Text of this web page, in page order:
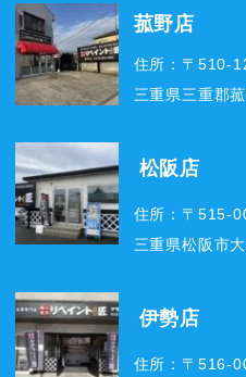
菰野店
住所：〒510-
三重県三重郡
松阪店
住所：〒515-
三重県松阪市
伊勢店
住所：〒516-